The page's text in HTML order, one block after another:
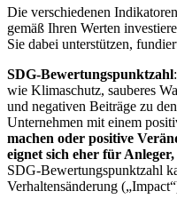
Die verschiedenen
gemäß Ihren Werten
Sie dabei unterstützen,
SDG-Bewertungspunktzahl
wie Klimaschutz, sauberes
und negativen Beiträge zu
Unternehmen mit einem
machen oder positive
eignet sich eher für
SDG-Bewertungspunktzahl
Verhaltensänderung